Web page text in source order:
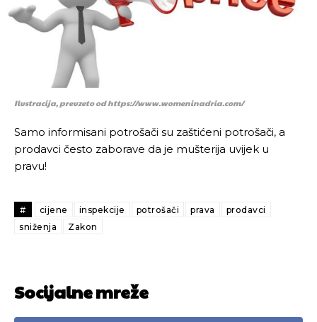
Ilustracija, preuzeto od https://www.womeninadria.com/
Samo informisani potrošači su zaštićeni potrošači, a
prodavci često zaborave da je mušterija uvijek u
pravu!
# cijene inspekcije potrošači prava
prodavci
sniženja
Zakon
Socijalne mreže